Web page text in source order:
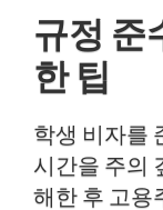
규정 준
한 팁
학생 비자를
시간을 주의
해한 후 고용